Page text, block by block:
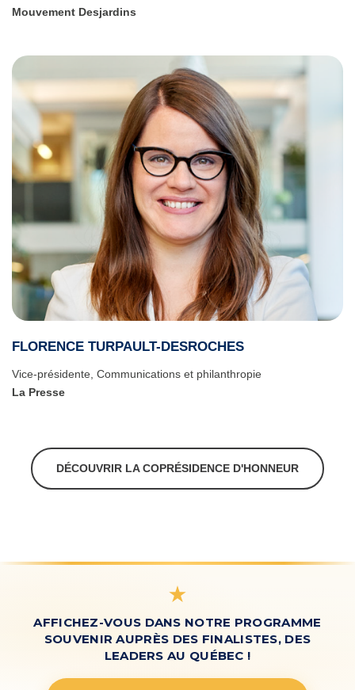
Mouvement Desjardins
FLORENCE TURPAULT-DESROCHES
Vice-présidente, Communications et philanthropie
La Presse
DÉCOUVRIR LA COPRÉSIDENCE D'HONNEUR
AFFICHEZ-VOUS DANS NOTRE PROGRAMME
SOUVENIR AUPRÈS DES FINALISTES, DES
LEADERS AU QUÉBEC !